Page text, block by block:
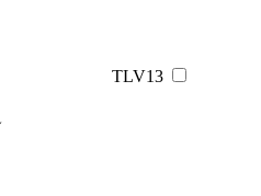
TLV13